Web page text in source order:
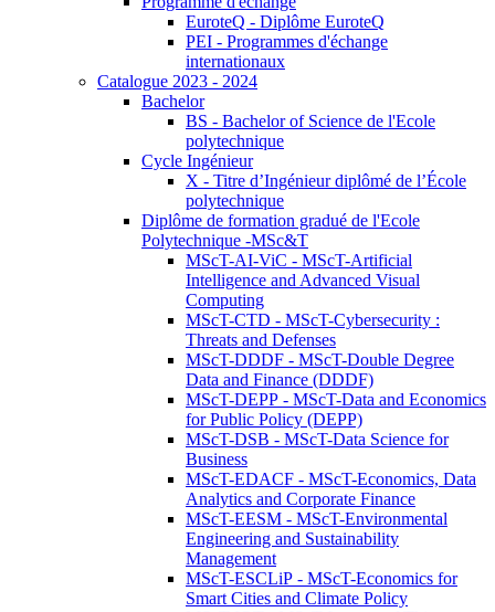
EuroteQ - Diplôme EuroteQ
PEI - Programmes d'échange
internationaux
Catalogue 2023 - 2024
Bachelor
BS - Bachelor of Science de l'Ecole
polytechnique
Cycle Ingénieur
X - Titre d’Ingénieur diplômé de l’École
polytechnique
Diplôme de formation gradué de l'Ecole
Polytechnique -MSc&T
MScT-AI-ViC - MScT-Artificial
Intelligence and Advanced Visual
Computing
MScT-CTD - MScT-Cybersecurity :
Threats and Defenses
MScT-DDDF - MScT-Double Degree
Data and Finance (DDDF)
MScT-DEPP - MScT-Data and Economics
for Public Policy (DEPP)
MScT-DSB - MScT-Data Science for
Business
MScT-EDACF - MScT-Economics, Data
Analytics and Corporate Finance
MScT-EESM - MScT-Environmental
Engineering and Sustainability
Management
MScT-ESCLiP - MScT-Economics for
Smart Cities and Climate Policy